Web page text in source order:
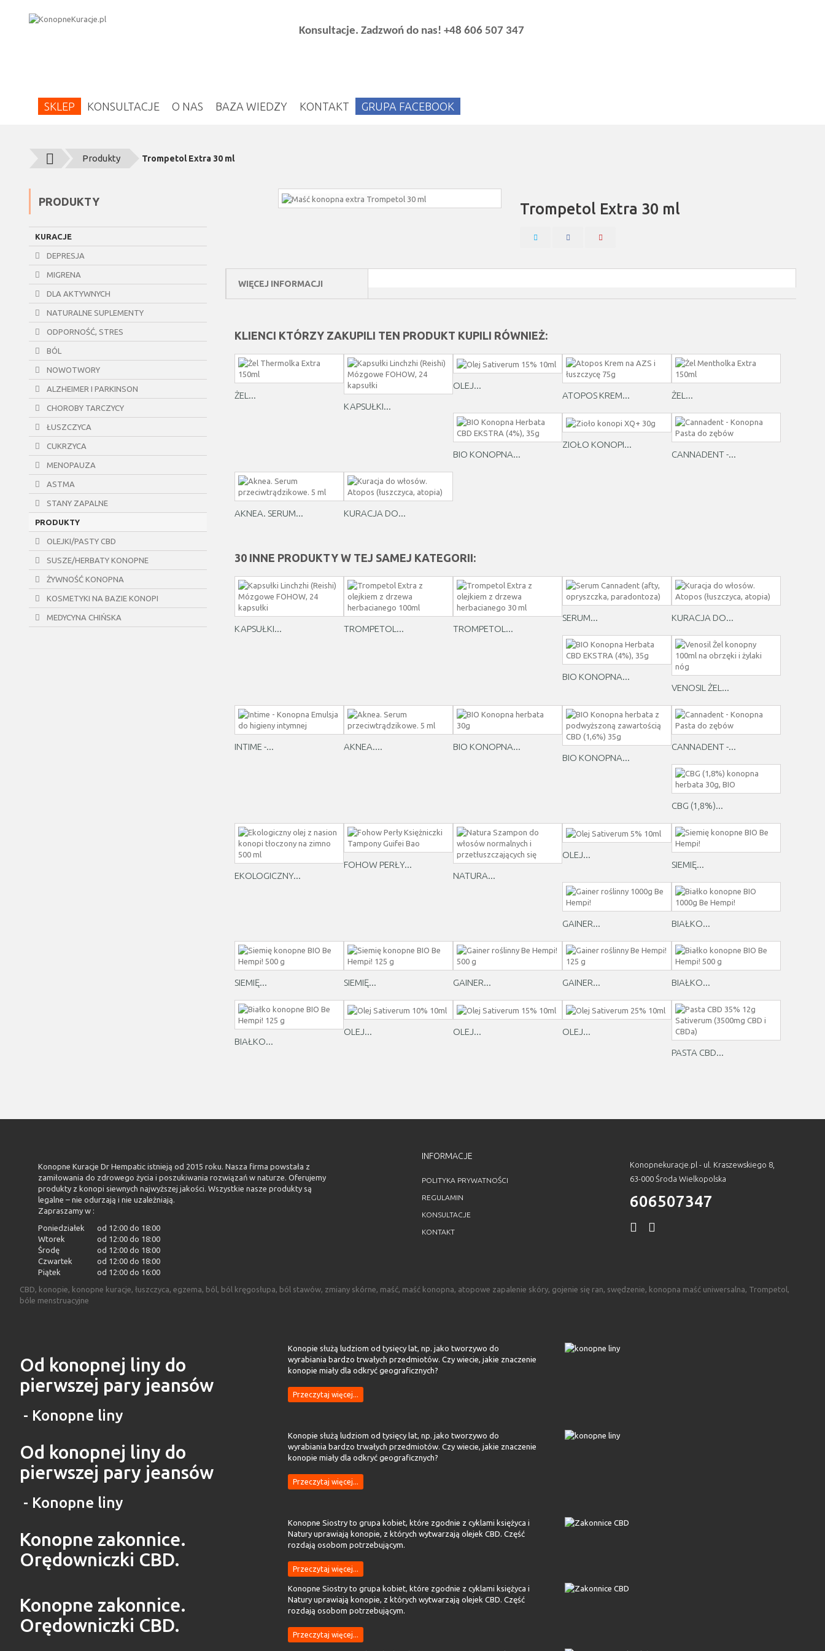
Konsultacje. Zadzwoń do nas! +48 606 507 347
SKLEP KONSULTACJE O NAS BAZA WIEDZY KONTAKT GRUPA FACEBOOK
Produkty Trompetol Extra 30 ml
Trompetol Extra 30 ml
WIĘCEJ INFORMACJI
KLIENCI KTÓRZY ZAKUPILI TEN PRODUKT KUPILI RÓWNIEŻ:
ŻEL...
KAPSUŁKI...
OLEJ...
ATOPOS KREM...
ŻEL...
BIO KONOPNA...
ZIOŁO KONOPI...
CANNADENT -...
AKNEA. SERUM... KURACJA DO...
30 INNE PRODUKTY W TEJ SAMEJ KATEGORII:
KAPSUŁKI... TROMPETOL... TROMPETOL...
SERUM... KURACJA DO...
BIO KONOPNA...
VENOSIL ŻEL...
INTIME -... AKNEA....
BIO KONOPNA...
BIO KONOPNA...
CANNADENT -...
CBG (1,8%)...
EKOLOGICZNY...
FOHOW PERŁY...
NATURA...
OLEJ...
SIEMIĘ...
GAINER... BIAŁKO...
SIEMIĘ... SIEMIĘ... GAINER... GAINER... BIAŁKO...
BIAŁKO...
OLEJ... OLEJ... OLEJ...
PASTA CBD...
PRODUKTY
KURACJE
DEPRESJA
MIGRENA
DLA AKTYWNYCH
NATURALNE SUPLEMENTY
ODPORNOŚĆ, STRES
BÓL
NOWOTWORY
ALZHEIMER I PARKINSON
CHOROBY TARCZYCY
ŁUSZCZYCA
CUKRZYCA
MENOPAUZA
ASTMA
STANY ZAPALNE
PRODUKTY
OLEJKI/PASTY CBD
SUSZE/HERBATY KONOPNE
ŻYWNOŚĆ KONOPNA
KOSMETYKI NA BAZIE KONOPI
MEDYCYNA CHIŃSKA
Konopne Kuracje Dr Hempatic istnieją od 2015 roku. Nasza firma powstała z
zamiłowania do zdrowego życia i poszukiwania rozwiązań w naturze. Oferujemy
produkty z konopi siewnych najwyższej jakości. Wszystkie nasze produkty są
legalne – nie odurzają i nie uzależniają.
Zapraszamy w :
Poniedziałek
od 12:00 do 18:00
Wtorek
od 12:00 do 18:00
Środę
od 12:00 do 18:00
Czwartek
od 12:00 do 18:00
Piątek
od 12:00 do 16:00
INFORMACJE
POLITYKA PRYWATNOŚCI
REGULAMIN
KONSULTACJE
KONTAKT
Konopnekuracje.pl - ul. Kraszewskiego 8,
63-000 Środa Wielkopolska
606507347
CBD, konopie, konopne kuracje, łuszczyca, egzema, ból, ból kręgosłupa, ból stawów, zmiany skórne, maść, maść konopna, atopowe zapalenie skóry, gojenie się ran, swędzenie, konopna maść uniwersalna, Trompetol,
bóle menstruacyjne
Od konopnej liny do
pierwszej pary jeansów
- Konopne liny
Konopie służą ludziom od tysięcy lat, np. jako tworzywo do
wyrabiania bardzo trwałych przedmiotów. Czy wiecie, jakie znaczenie
konopie miały dla odkryć geograficznych?
Przeczytaj więcej...
Od konopnej liny do
pierwszej pary jeansów
- Konopne liny
Konopie służą ludziom od tysięcy lat, np. jako tworzywo do
wyrabiania bardzo trwałych przedmiotów. Czy wiecie, jakie znaczenie
konopie miały dla odkryć geograficznych?
Przeczytaj więcej...
Konopne zakonnice.
Orędowniczki CBD.
Konopne Siostry to grupa kobiet, które zgodnie z cyklami księżyca i
Natury uprawiają konopie, z których wytwarzają olejek CBD. Część
rozdają osobom potrzebującym.
Przeczytaj więcej...
Konopne zakonnice.
Orędowniczki CBD.
Konopne Siostry to grupa kobiet, które zgodnie z cyklami księżyca i
Natury uprawiają konopie, z których wytwarzają olejek CBD. Część
rozdają osobom potrzebującym.
Przeczytaj więcej...